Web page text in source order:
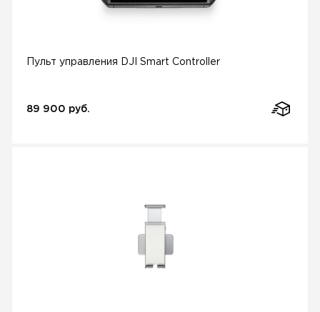
Пульт управления DJI Smart Controller
89 900 руб.